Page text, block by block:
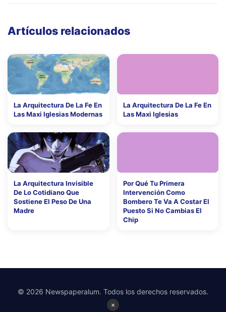
Artículos relacionados
La Arquitectura De La Fe En
Las Maxi Iglesias Modernas
La Arquitectura De La Fe En
Las Maxi Iglesias
La Arquitectura Invisible
De Lo Cotidiano Que
Sostiene El Peso De Una
Madre
Por Qué Tu Primera
Intervención Como
Bombero Te Va A Costar El
Puesto Si No Cambias El
Chip
×
© 2026 Newspaperalum. Todos los derechos reservados.